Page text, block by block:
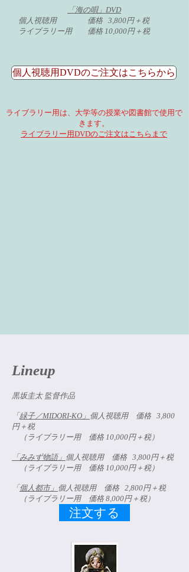
「海の唄」DVD
個人視聴用 価格 3,800円＋税
ライブラリー用 価格 10,000円＋税
個人視聴用DVDのご注文はこちらから
ライブラリー用は、大学等の授業や図書館で使用で
きます。
ライブラリー用DVDのご注文はこちらまで
黒坂圭太 監督作品
「緑子／MIDORI-KO」 個人視聴用 価格 3,800
円＋税
（ライブラリー用 価格 10,000円＋税）
「みみず物語」 個人視聴用 価格 3,800円＋税
（ライブラリー用 価格 10,000円＋税）
「 個人都市」 個人視聴用 価格 2,800円＋税
（ライブラリー用 価格 8,000円＋税）
Lineup
注文する